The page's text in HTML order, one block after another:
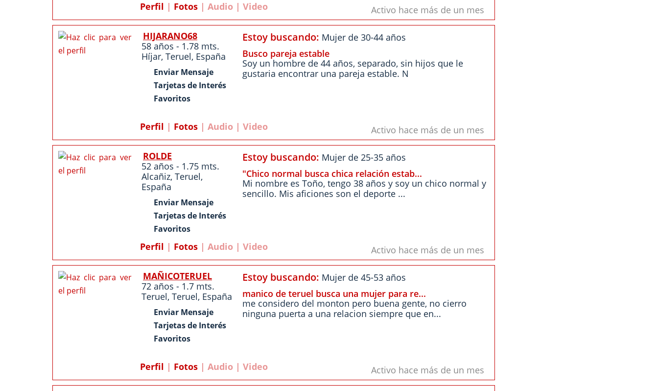
Perfil | Fotos | Audio | Video Activo hace más de un mes
HIJARANO68
58 años - 1.78 mts.
Híjar, Teruel, España
Enviar Mensaje
Tarjetas de Interés
Favoritos
Estoy buscando: Mujer de 30-44 años
Busco pareja estable
Soy un hombre de 44 años, separado, sin hijos que le
gustaria encontrar una pareja estable. N
Perfil | Fotos | Audio | Video Activo hace más de un mes
ROLDE
52 años - 1.75 mts.
Alcañiz, Teruel,
España
Enviar Mensaje
Tarjetas de Interés
Favoritos
Estoy buscando: Mujer de 25-35 años
"Chico normal busca chica relación estab...
Mi nombre es Toño, tengo 38 años y soy un chico normal y
sencillo. Mis aficiones son el deporte ...
Perfil | Fotos | Audio | Video Activo hace más de un mes
MAÑICOTERUEL
72 años - 1.7 mts.
Teruel, Teruel, España
Enviar Mensaje
Tarjetas de Interés
Favoritos
Estoy buscando: Mujer de 45-53 años
manico de teruel busca una mujer para re...
me considero del monton pero buena gente, no cierro
ninguna puerta a una relacion siempre que en...
Perfil | Fotos | Audio | Video Activo hace más de un mes